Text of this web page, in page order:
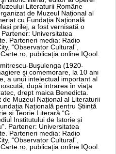
Literaturii Române
de Muzeul Național al
cu Fundaţia Naţională
prilej, a fost vernisată o
Universitatea
Parteneri media: Radio
“Observator Cultural”,
publicația online IQool.
Buşulenga (1920-
şi comemorare, la 10 ani
a unui intelectual important al
după intrarea în viaţa
drept maica Benedicta.
Muzeul Național al Literaturii
Națională pentru Știință
și Teorie Literară “G.
Institutului de Istorie și
Partener: Universitatea
Parteneri media: Radio
“Observator Cultural”,
publicația online IQool.